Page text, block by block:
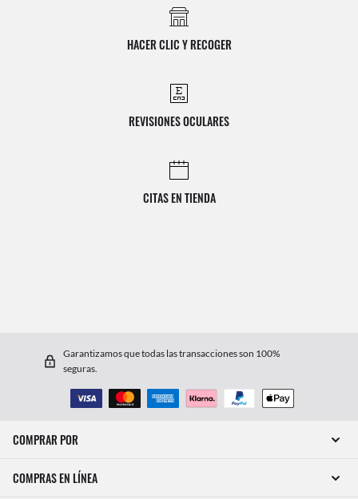
HACER CLIC Y RECOGER
REVISIONES OCULARES
CITAS EN TIENDA
Garantizamos que todas las transacciones son 100%
seguras.
COMPRAR POR
COMPRAS EN LÍNEA